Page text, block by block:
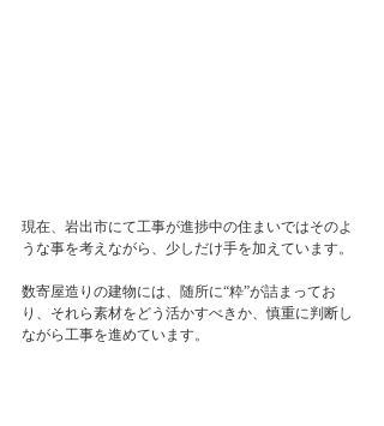
現在、岩出市にて工事が進捗中の住まいではそのよ
うな事を考えながら、少しだけ手を加えています。
数寄屋造りの建物には、随所に“粋”が詰まってお
り、それら素材をどう活かすべきか、慎重に判断し
ながら工事を進めています。